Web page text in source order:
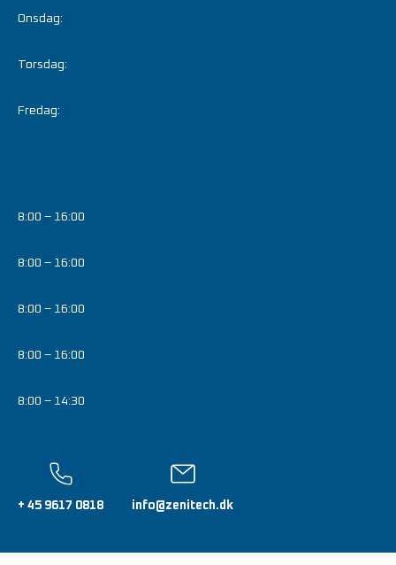
Onsdag:
Torsdag:
Fredag:
8:00 – 16:00
8:00 – 16:00
8:00 – 16:00
8:00 – 16:00
8:00 – 14:30
+ 45 9617 0818 info@zenitech.dk